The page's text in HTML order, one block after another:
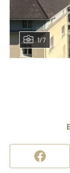
1/7